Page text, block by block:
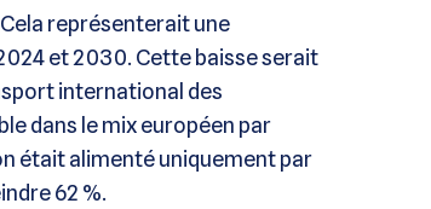
représenterait une
et 2030. Cette baisse serait
international des
dans le mix européen par
était alimenté uniquement par
62 %.